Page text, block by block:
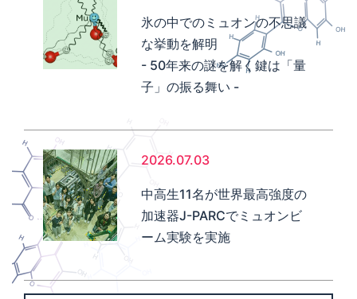
氷の中でのミュオンの不思議
な挙動を解明
- 50年来の謎を解く鍵は「量
子」の振る舞い -
2026.07.03
中高生11名が世界最高強度の
加速器J-PARCでミュオンビ
ーム実験を実施